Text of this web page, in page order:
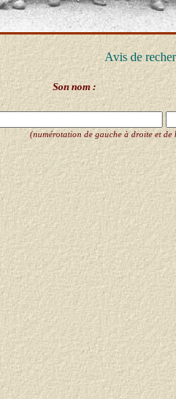
Avis de
Son nom :
(numérotation de gauche à droite et de